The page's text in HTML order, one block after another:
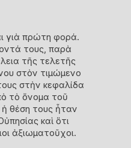
γιὰ πρώτη φορά.
τους, παρὰ
τῆς τελετῆς
στὸν τιμώμενο
στὴν κεφαλίδα
τὸ ὄνομα τοῦ
θέση τους ἦταν
καὶ ὅτι
ἀξιωματοῦχοι.